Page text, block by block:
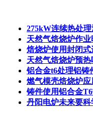
275kW连续热处
天然气焙烧炉作
焙烧炉使用封闭
天然气焙烧炉预
铝合金t6处理铝铸
燃气模壳焙烧炉
铸件使用铝合金
丹阳电炉未来要